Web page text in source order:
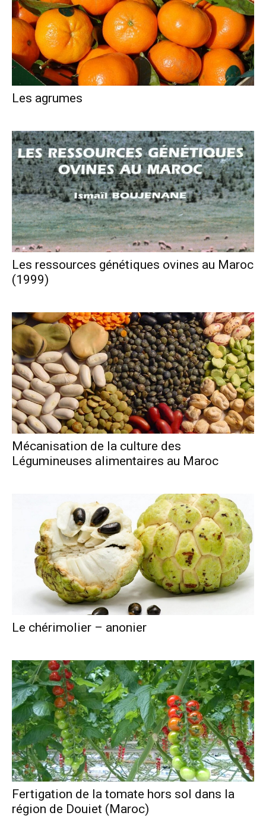
Les agrumes
Les ressources génétiques ovines au Maroc
(1999)
Mécanisation de la culture des
Légumineuses alimentaires au Maroc
Le chérimolier – anonier
Fertigation de la tomate hors sol dans la
région de Douiet (Maroc)